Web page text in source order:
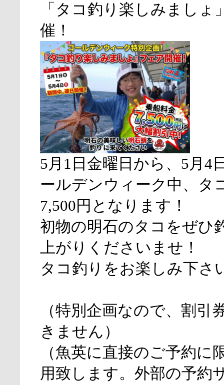
「タコ釣り楽しみましょ
催！
5月1日金曜日から、5月4
ールデンウィーク中、タ
7,500円となります！
初物の明石のタコをぜひ
上がりくださいませ！
タコ釣りをお楽しみ下さ
（特別企画なので、割引
きません）
（魚英に直接のご予約に
用致します。外部の予約